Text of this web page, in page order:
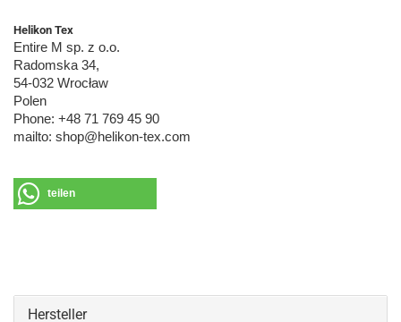
Helikon Tex
Entire M sp. z o.o.
Radomska 34,
54-032 Wrocław
Polen
Phone: +48 71 769 45 90
mailto: shop@helikon-tex.com
teilen
Hersteller